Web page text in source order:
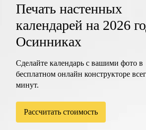
Печать настенных
календарей на 2026
Осинниках
Сделайте календарь с вашими фото в
бесплатном онлайн конструкторе
минут.
Рассчитать стоимость